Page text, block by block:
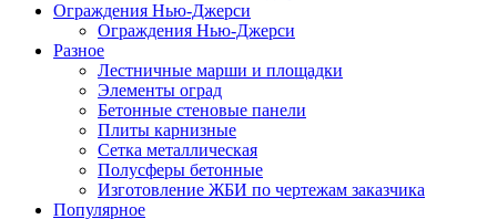
Ограждения Нью-Джерси
Ограждения Нью-Джерси
Разное
Лестничные марши и площадки
Элементы оград
Бетонные стеновые панели
Плиты карнизные
Сетка металлическая
Полусферы бетонные
Изготовление ЖБИ по чертежам заказчика
Популярное